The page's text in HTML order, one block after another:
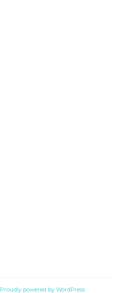
Proudly powered by WordPress